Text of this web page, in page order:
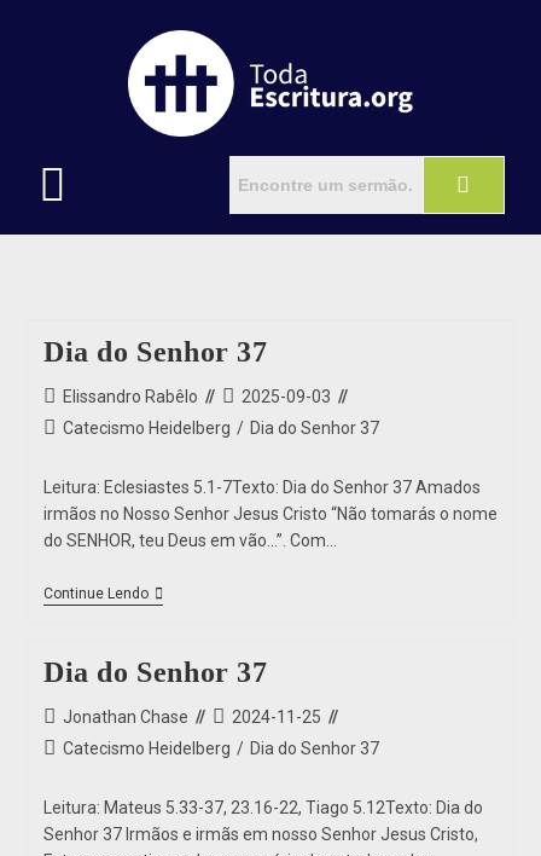
Dia do Senhor 37
Elissandro Rabêlo
2025-09-03
Catecismo Heidelberg / Dia do Senhor 37
Leitura: Eclesiastes 5.1-7Texto: Dia do Senhor 37 Amados
irmãos no Nosso Senhor Jesus Cristo “Não tomarás o nome
do SENHOR, teu Deus em vão…”. Com…
Continue Lendo
Dia do Senhor 37
Jonathan Chase
2024-11-25
Catecismo Heidelberg / Dia do Senhor 37
Leitura: Mateus 5.33-37, 23.16-22, Tiago 5.12Texto: Dia do
Senhor 37 Irmãos e irmãs em nosso Senhor Jesus Cristo,